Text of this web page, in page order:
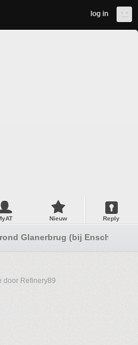
log in
Nieuw Reply
Glanerbrug (bij Enschede)
door Refinery89